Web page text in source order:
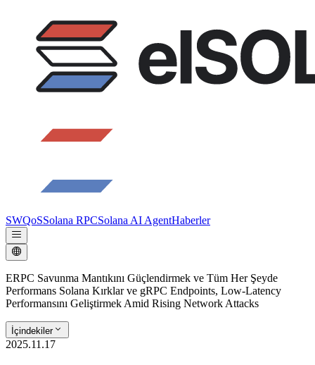
SWQoSSolana RPCSolana AI AgentHaberler
ERPC Savunma Mantıkını Güçlendirmek ve Tüm Her Şeyde
Performans Solana Kırklar ve gRPC Endpoints, Low-Latency
Performansını Geliştirmek Amid Rising Network Attacks
İçindekiler
2025.11.17